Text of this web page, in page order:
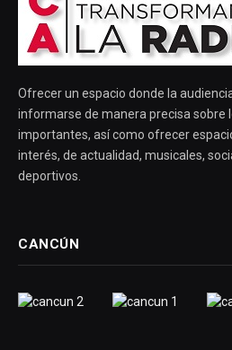
Ofrecer un espacio donde la
informarse de manera precisa sobre
importantes, así como ofrecer
interés, de actualidad, musicales,
deportivos.
CANCÚN